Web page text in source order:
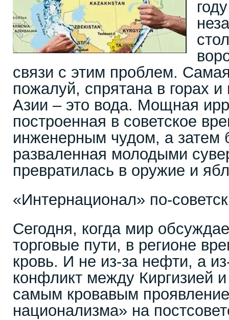
связи с этим проблем.
пожалуй, спрятана в горах
Азии – это вода. Мощная
построенная в советское
инженерным чудом, а затем
разваленная молодыми
превратилась в оружие и
«Интернационал» по-
Сегодня, когда мир
торговые пути, в регионе
кровь. И не из-за нефти, а
конфликт между Киргизией
самым кровавым
национализма» на